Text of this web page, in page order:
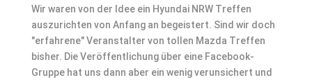
Wir waren von der Idee ein Hyundai NRW Treffen
auszurichten von Anfang an begeistert. Sind wir doch
"erfahrene" Veranstalter von tollen Mazda Treffen
bisher. Die Veröffentlichung über eine Facebook-
Gruppe hat uns dann aber ein wenig verunsichert und